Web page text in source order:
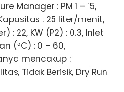
Manager : PM 1 – 15,
: 25 liter/menit,
: 22, KW (P2) : 0.3, Inlet
(ºC) : 0 – 60,
mencakup :
Tidak Berisik, Dry Run